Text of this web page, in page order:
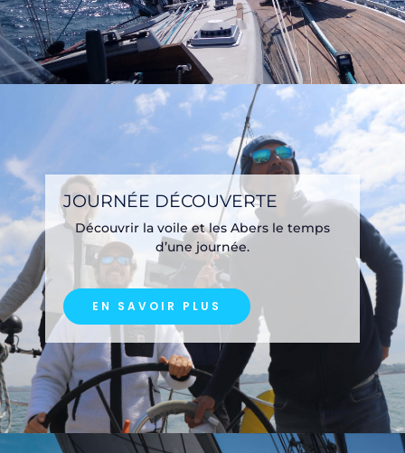
JOURNÉE DÉCOUVERTE
Découvrir la voile et les Abers le temps
d’une journée.
EN SAVOIR PLUS